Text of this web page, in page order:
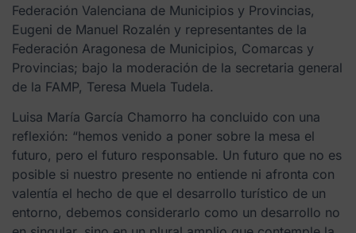
Federación Valenciana de Municipios y Provincias,
Eugeni de Manuel Rozalén y representantes de la
Federación Aragonesa de Municipios, Comarcas y
Provincias; bajo la moderación de la secretaria general
de la FAMP, Teresa Muela Tudela.
Luisa María García Chamorro ha concluido con una
reflexión: “hemos venido a poner sobre la mesa el
futuro, pero el futuro responsable. Un futuro que no es
posible si nuestro presente no entiende ni afronta con
valentía el hecho de que el desarrollo turístico de un
entorno, debemos considerarlo como un desarrollo no